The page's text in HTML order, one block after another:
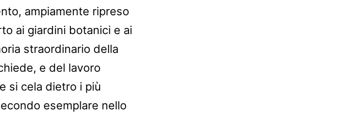
ampiamente ripreso
ai giardini botanici e ai
straordinario della
e del lavoro
si cela dietro i più
esemplare nello